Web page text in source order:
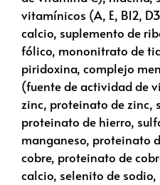
vitamínicos (A, E, B12,
calcio, suplemento de
fólico, mononitrato de
piridoxina, complejo
(fuente de actividad de
zinc, proteinato de zinc,
proteinato de hierro,
manganeso, proteinato
cobre, proteinato de
calcio, selenito de